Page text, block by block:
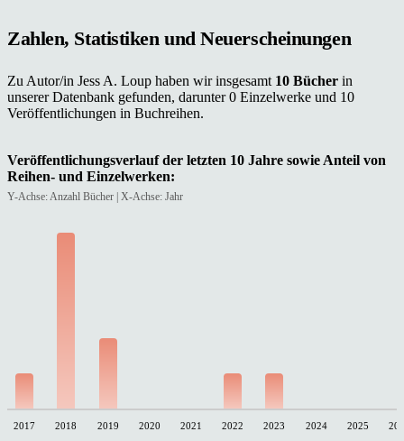
Zahlen, Statistiken und Neuerscheinungen
Zu Autor/in Jess A. Loup haben wir insgesamt 10 Bücher in
unserer Datenbank gefunden, darunter 0 Einzelwerke und 10
Veröffentlichungen in Buchreihen.
Veröffentlichungsverlauf der letzten 10 Jahre sowie Anteil von
Reihen- und Einzelwerken:
Y-Achse: Anzahl Bücher | X-Achse: Jahr
2017 2018 2019 2020 2021 2022 2023 2024 2025